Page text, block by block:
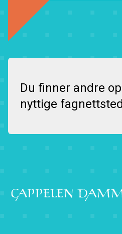
Du finner andre
nyttige